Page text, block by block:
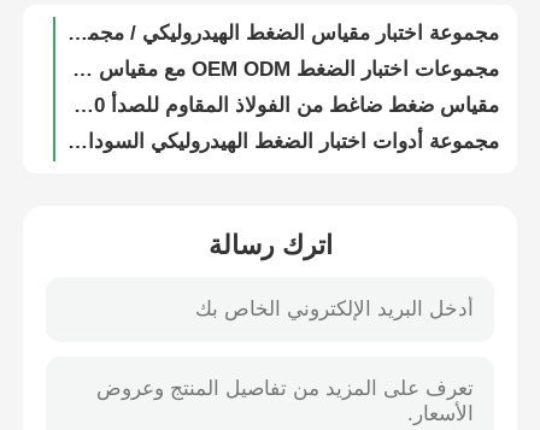
ضبط الجودة
اتصل بنا
مقياس ضغط الفولاذ المقاوم للصدأ
مقياس درجة الحرارة والضغط
اترك رسالة